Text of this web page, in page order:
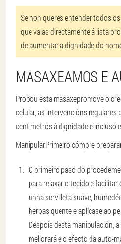
Se non queres entender todos
que vaias directamente á lista
de aumentar a dignidade do
MASAXEAMOS E
Probou esta masaxepromove o
celular, as intervencións regulares
centímetros á dignidade e incluso
ManipularPrimeiro cómpre
O primeiro paso do
para relaxar o tecido e facilitar
unha servilleta suave,
herbas quente e aplícase ao
Despois desta manipulación,
mellorará e o efecto da auto-